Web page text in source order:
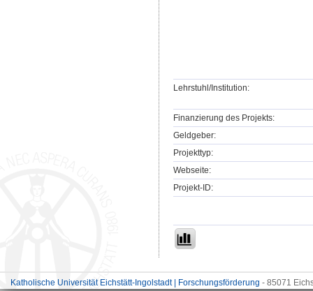
Lehrstuhl/Institution:
Finanzierung des Projekts:
Geldgeber:
Projekttyp:
Webseite:
Projekt-ID:
Katholische Universität Eichstätt-Ingolstadt | Forschungsförderung - 85071